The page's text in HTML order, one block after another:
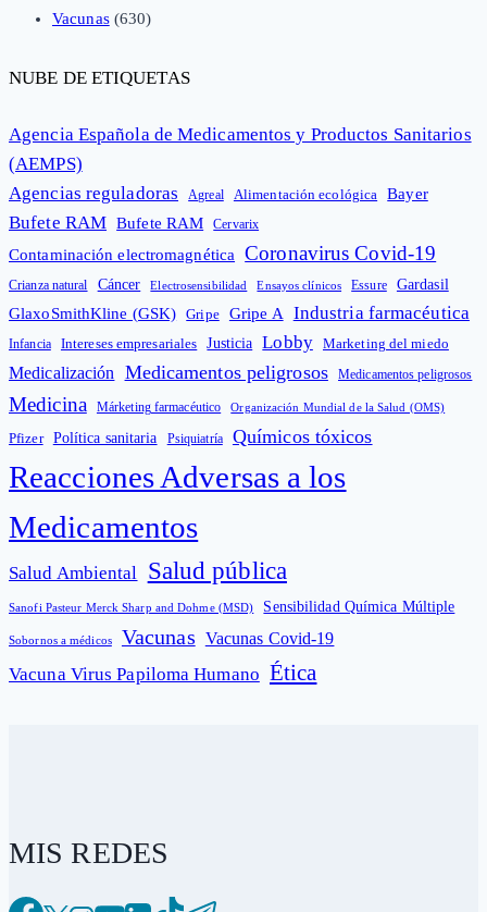
Vacunas(630)
NUBE DE ETIQUETAS
Agencia Española de Medicamentos y Productos Sanitarios
(AEMPS)
Agencias reguladoras
Agreal Alimentación ecológica Bayer
Bufete RAM Bufete RAM Cervarix
Contaminación electromagnética Coronavirus Covid-19
Crianza natural Cáncer Electrosensibilidad Ensayos clínicos Essure Gardasil
GlaxoSmithKline (GSK) Gripe Gripe A Industria farmacéutica
Infancia Intereses empresariales Justicia Lobby Marketing del miedo
Medicalización Medicamentos peligrosos Medicamentos peligrosos
Medicina Márketing farmacéutico Organización Mundial de la Salud (OMS)
Pfizer Política sanitaria Psiquiatría Químicos tóxicos
Reacciones Adversas a los
Medicamentos
Salud Ambiental Salud pública
Sanofi Pasteur Merck Sharp and Dohme (MSD) Sensibilidad Química Múltiple
Sobornos a médicos Vacunas Vacunas Covid-19
Vacuna Virus Papiloma Humano Ética
MIS REDES